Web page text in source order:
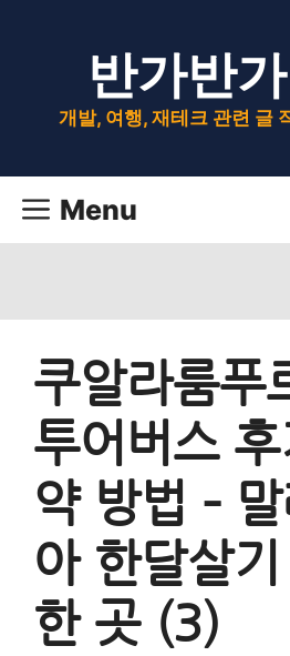
반가반
개발, 여행, 재테크 관련 글
Menu
쿠알라룸푸
투어버스 후
약 방법 – 말
아 한달살
한 곳 (3)